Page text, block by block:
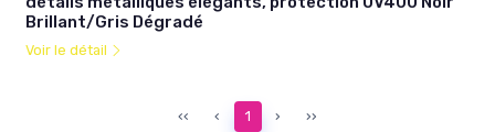
Brillant/Gris Dégradé
Voir le détail
‹‹ ‹ 1 › ››